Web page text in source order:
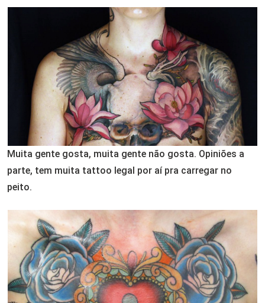
Email
Muita gente gosta, muita gente não gosta. Opiniões a
parte, tem muita tattoo legal por aí pra carregar no
peito.